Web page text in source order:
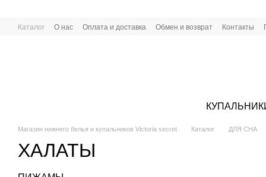
Каталог О нас Оплата и доставка Обмен и возврат Контакты
Магазин нижнего белья и купальников Victoria secret Каталог ДЛЯ СНА
ХАЛАТЫ